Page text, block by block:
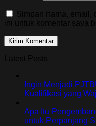
Simpan nama, email,
ini untuk komentar saya
Latest Posts
Ingin Menjadi
Kualifikasi yang
Apa Itu
untuk Perpanjang